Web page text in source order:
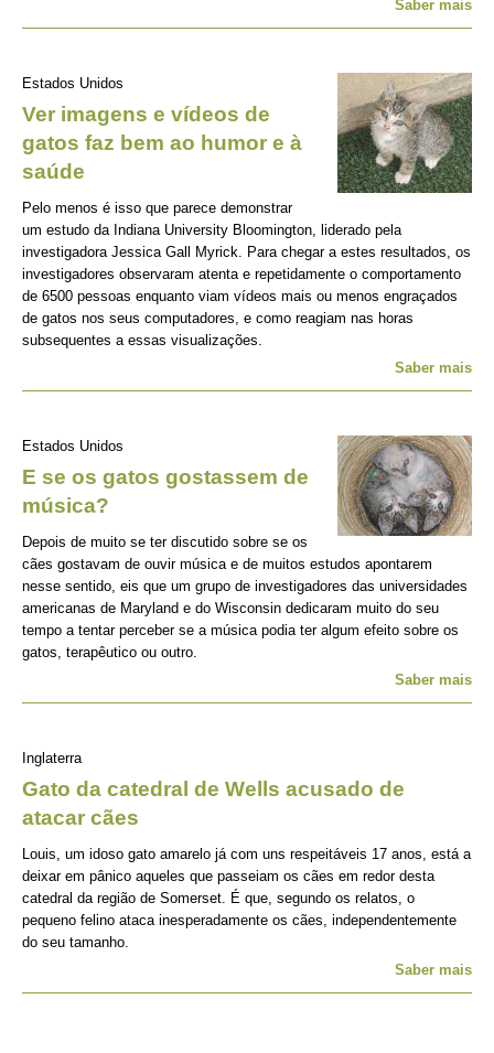
Saber mais
Estados Unidos
Ver imagens e vídeos de
gatos faz bem ao humor e à
saúde
Pelo menos é isso que parece demonstrar
um estudo da Indiana University Bloomington, liderado pela
investigadora Jessica Gall Myrick. Para chegar a estes resultados, os
investigadores observaram atenta e repetidamente o comportamento
de 6500 pessoas enquanto viam vídeos mais ou menos engraçados
de gatos nos seus computadores, e como reagiam nas horas
subsequentes a essas visualizações.
Saber mais
Estados Unidos
E se os gatos gostassem de
música?
Depois de muito se ter discutido sobre se os
cães gostavam de ouvir música e de muitos estudos apontarem
nesse sentido, eis que um grupo de investigadores das universidades
americanas de Maryland e do Wisconsin dedicaram muito do seu
tempo a tentar perceber se a música podia ter algum efeito sobre os
gatos, terapêutico ou outro.
Saber mais
Inglaterra
Gato da catedral de Wells acusado de
atacar cães
Louis, um idoso gato amarelo já com uns respeitáveis 17 anos, está a
deixar em pânico aqueles que passeiam os cães em redor desta
catedral da região de Somerset. É que, segundo os relatos, o
pequeno felino ataca inesperadamente os cães, independentemente
do seu tamanho.
Saber mais